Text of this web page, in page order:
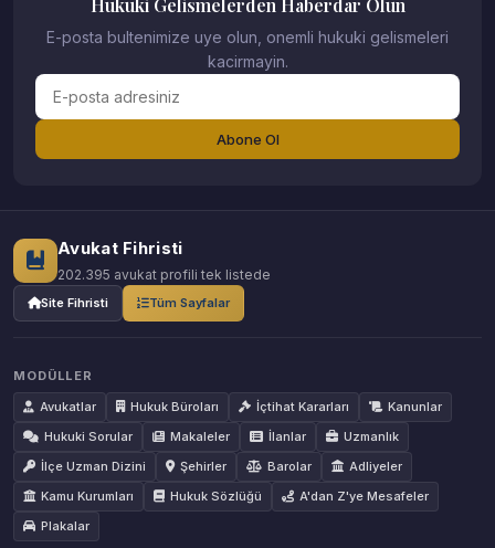
Hukuki Gelismelerden Haberdar Olun
E-posta bultenimize uye olun, onemli hukuki gelismeleri
kacirmayin.
Abone Ol
Avukat Fihristi
202.395 avukat profili tek listede
Site Fihristi Tüm Sayfalar
MODÜLLER
Avukatlar
Hukuk Büroları İçtihat Kararları
Kanunlar
Hukuki Sorular
Makaleler İlanlar
Uzmanlık
İlçe Uzman Dizini
Şehirler Barolar
Adliyeler
Kamu Kurumları
Hukuk Sözlüğü
A'dan Z'ye Mesafeler
Plakalar